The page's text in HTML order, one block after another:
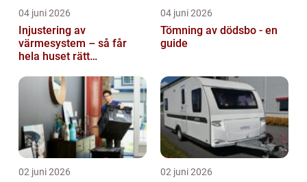
04 juni 2026
Injustering av
värmesystem – så får
hela huset rätt
04 juni 2026
Tömning av dödsbo - en
guide
02 juni 2026 02 juni 2026